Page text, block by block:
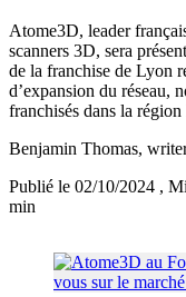
Atome3D, leader
scanners 3D, sera
de la franchise de Lyon
d’expansion du réseau,
franchisés dans la
Benjamin Thomas,
Publié le 02/10/2024 ,
min